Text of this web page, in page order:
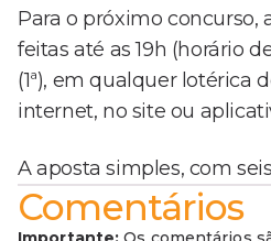
Para o próximo concurso,
feitas até as 19h (horário
(1ª), em qualquer lotérica
internet, no site ou
A aposta simples, com
Comentários